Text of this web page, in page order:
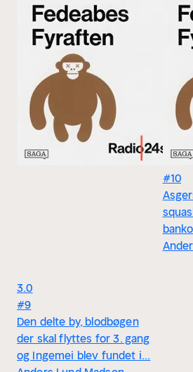
3.0
#9
Den delte by, blodbøgen
der skal flyttes for 3. gang
og Ingemei blev fundet i...
#10
banko